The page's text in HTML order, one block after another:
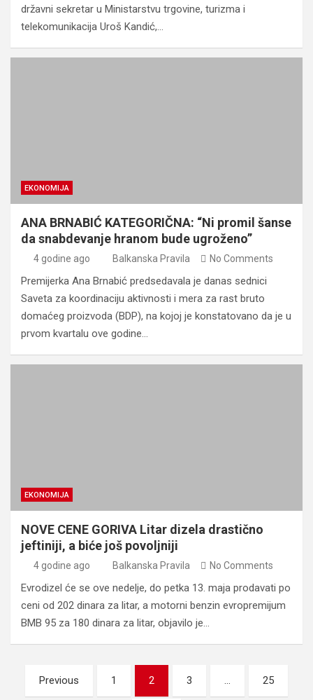
državni sekretar u Ministarstvu trgovine, turizma i
telekomunikacija Uroš Kandić,…
EKONOMIJA
ANA BRNABIĆ KATEGORIČNA: “Ni promil šanse
da snabdevanje hranom bude ugroženo”
4 godine ago Balkanska Pravila No Comments
Premijerka Ana Brnabić predsedavala je danas sednici
Saveta za koordinaciju aktivnosti i mera za rast bruto
domaćeg proizvoda (BDP), na kojoj je konstatovano da je u
prvom kvartalu ove godine…
EKONOMIJA
NOVE CENE GORIVA Litar dizela drastično
jeftiniji, a biće još povoljniji
4 godine ago Balkanska Pravila No Comments
Evrodizel će se ove nedelje, do petka 13. maja prodavati po
ceni od 202 dinara za litar, a motorni benzin evropremijum
BMB 95 za 180 dinara za litar, objavilo je…
PostsPrevious 1 2 3 … 25